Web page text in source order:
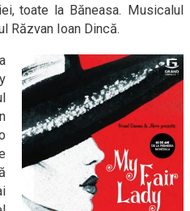
toate la Băneasa. Musicalul
Răzvan Ioan Dincă.